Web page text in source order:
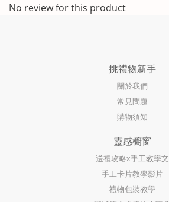
No review for this product
挑禮物新手
關於我們
常見問題
購物須知
靈感櫥窗
送禮攻略x手工教學文
手工卡片教學影片
禮物包裝教學